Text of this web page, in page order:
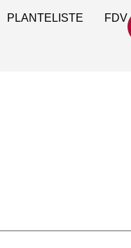
PLANTELISTE FDV